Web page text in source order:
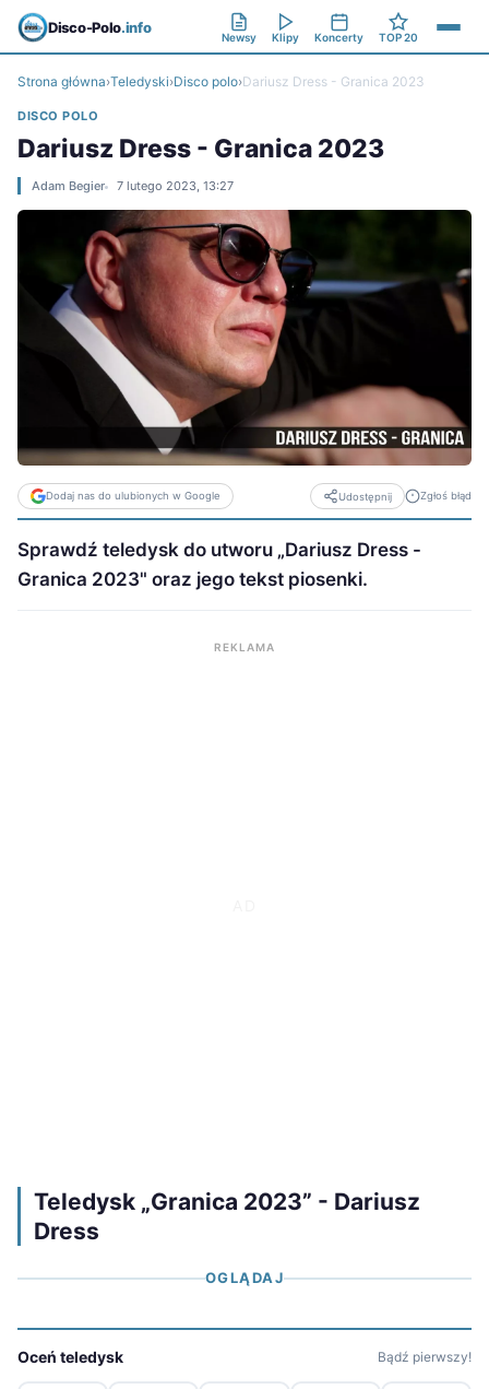
Disco-Polo.info
Newsy Klipy Koncerty TOP 20
Strona główna›Teledyski›Disco polo›Dariusz Dress - Granica 2023
DISCO POLO
Dariusz Dress - Granica 2023
Adam Begier 7 lutego 2023, 13:27
Dodaj nas do ulubionych w Google Udostępnij Zgłoś błąd
Sprawdź teledysk do utworu „Dariusz Dress -
Granica 2023" oraz jego tekst piosenki.
REKLAMA
Teledysk „Granica 2023” - Dariusz
Dress
OGLĄDAJ
Oceń teledysk Bądź pierwszy!